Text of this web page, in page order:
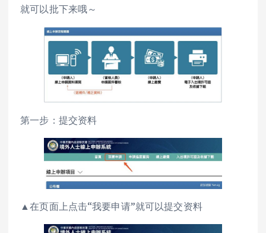
就可以批下来哦～
第一步：提交资料
▲在页面上点击“我要申请”就可以提交资料